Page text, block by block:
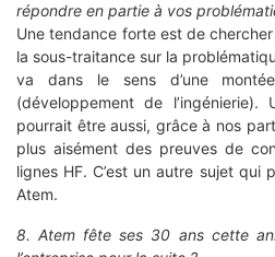
répondre en partie à vos
Une tendance forte est de
la sous-traitance sur la
va dans le sens d’une
(développement de
pourrait être aussi, grâce à nos
plus aisément des preuves de
lignes HF. C’est un autre sujet qui
Atem.
8. Atem fête ses 30 ans cette